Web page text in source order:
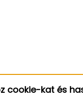
cookie-kat és